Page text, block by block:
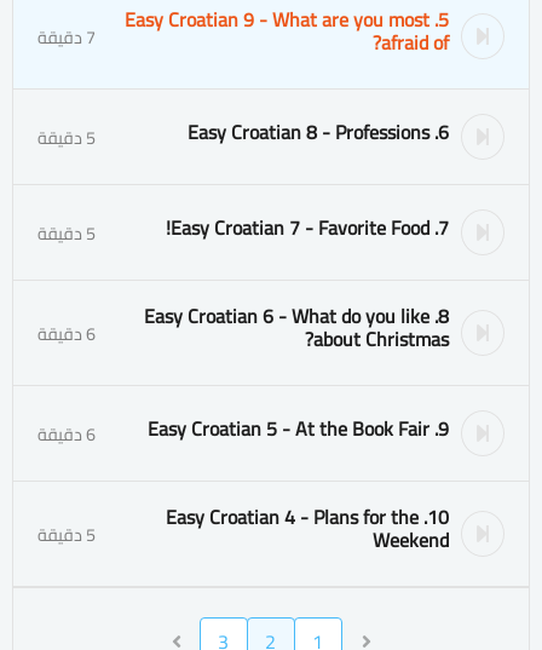
5. Easy Croatian 9 - What are you most
afraid of? 7 دقيقة
6. Easy Croatian 8 - Professions 5 دقيقة
7. Easy Croatian 7 - Favorite Food! 5 دقيقة
8. Easy Croatian 6 - What do you like
about Christmas? 6 دقيقة
9. Easy Croatian 5 - At the Book Fair 6 دقيقة
10. Easy Croatian 4 - Plans for the
Weekend 5 دقيقة
1
2
3